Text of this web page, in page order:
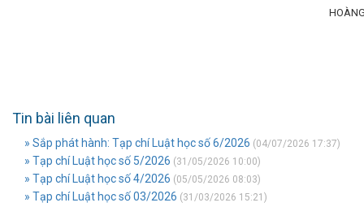
Tin bài liên quan
» Sắp phát hành: Tạp chí Luật học số 6/2026 (04/07/2026 17:37)
» Tạp chí Luật học số 5/2026 (31/05/2026 10:00)
» Tạp chí Luật học số 4/2026 (05/05/2026 08:03)
» Tạp chí Luật học số 03/2026 (31/03/2026 15:21)